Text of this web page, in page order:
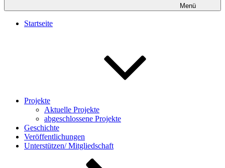
Menü
Startseite
Projekte
Aktuelle Projekte
abgeschlossene Projekte
Geschichte
Veröffentlichungen
Unterstützen/ Mitgliedschaft